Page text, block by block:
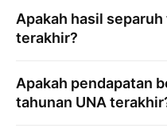
Apakah hasil separuh
terakhir?
Apakah pendapatan
tahunan UNA